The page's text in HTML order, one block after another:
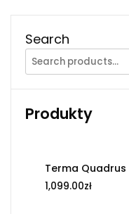
Search
Produkty
Terma Quadrus
1,099.00zł